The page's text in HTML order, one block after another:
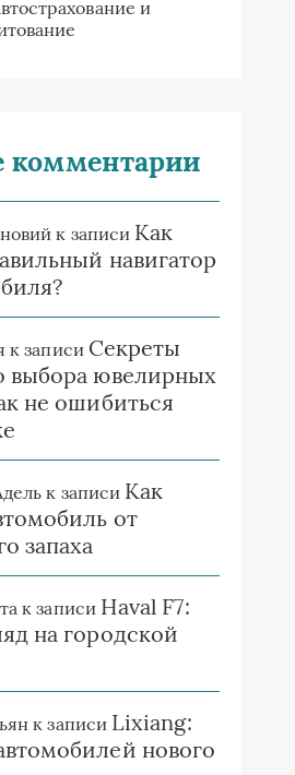
и
комментарии
к записи Как
навигатор
к записи Секреты
выбора ювелирных
не ошибиться
к записи Как
от
запаха
к записи Haval F7:
на городской
к записи Lixiang:
нового